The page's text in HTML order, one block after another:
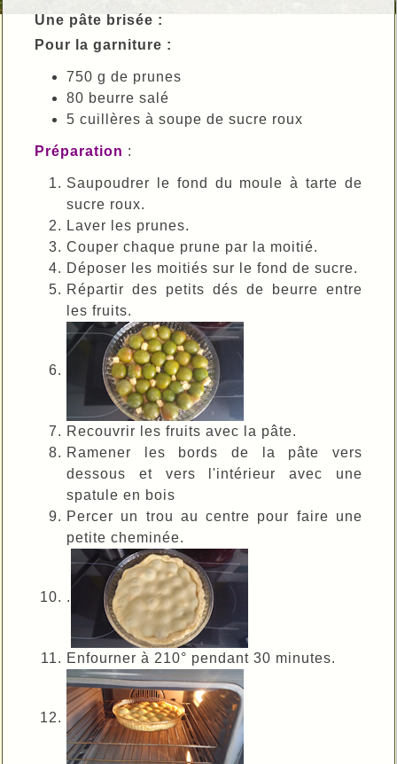
Une pâte brisée :
Pour la garniture :
750 g de prunes
80 beurre salé
5 cuillères à soupe de sucre roux
Préparation :
Saupoudrer le fond du moule à tarte de
sucre roux.
Laver les prunes.
Couper chaque prune par la moitié.
Déposer les moitiés sur le fond de sucre.
Répartir des petits dés de beurre entre
les fruits.
Recouvrir les fruits avec la pâte.
Ramener les bords de la pâte vers
dessous et vers l'intérieur avec une
spatule en bois
Percer un trou au centre pour faire une
petite cheminée.
.
Enfourner à 210° pendant 30 minutes.